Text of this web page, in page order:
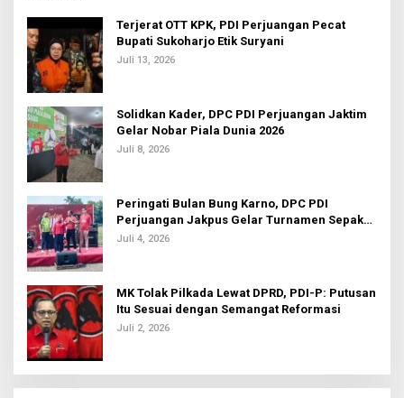
Terjerat OTT KPK, PDI Perjuangan Pecat
Bupati Sukoharjo Etik Suryani
Juli 13, 2026
Solidkan Kader, DPC PDI Perjuangan Jaktim
Gelar Nobar Piala Dunia 2026
Juli 8, 2026
Peringati Bulan Bung Karno, DPC PDI
Perjuangan Jakpus Gelar Turnamen Sepak
Bola U-20
Juli 4, 2026
MK Tolak Pilkada Lewat DPRD, PDI-P: Putusan
Itu Sesuai dengan Semangat Reformasi
Juli 2, 2026